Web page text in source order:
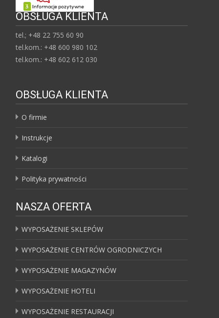
OBSŁUGA KLIENTA
tel.; +48 22 755 60 90
tel.kom.: +48 600 980 102
tel.kom.: +48 602 612 030
OBSŁUGA KLIENTA
O firmie
Instrukcje
Katalogi
Polityka prywatności
NASZA OFERTA
WYPOSAŻENIE SKLEPÓW
WYPOSAŻENIE CENTRÓW OGRODNICZYCH
WYPOSAŻENIE MAGAZYNÓW
WYPOSAŻENIE HOTELI
WYPOSAŻENIE RESTAURACJI